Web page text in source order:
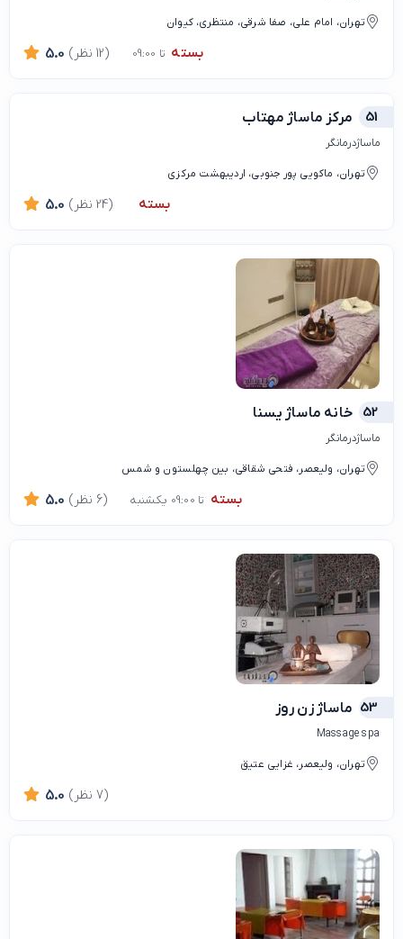
تهران، امام علی، صفا شرقی، منتظری، کیوان
بسته تا 09:00 5.0 (12 نظر)
51 مرکز ماساژ مهتاب
ماساژدرمانگر
تهران، ماکویی پور جنوبی، اردیبهشت مرکزی
بسته 5.0 (24 نظر)
52 خانه ماساژ یسنا
ماساژدرمانگر
تهران، ولیعصر، فتحی شقاقی، بین چهلستون و شمس
بسته تا 09:00 یکشنبه 5.0 (6 نظر)
53 ماساژ زن روز
Massage spa
تهران، ولیعصر، غزایی عتیق
5.0 (7 نظر)